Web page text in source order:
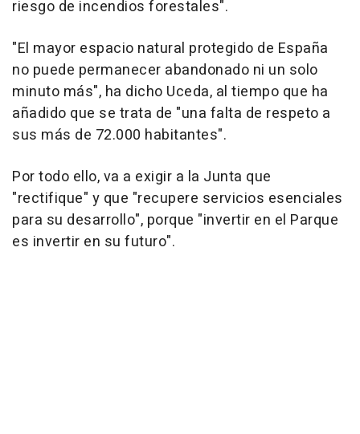
riesgo de incendios forestales".
"El mayor espacio natural protegido de España
no puede permanecer abandonado ni un solo
minuto más", ha dicho Uceda, al tiempo que ha
añadido que se trata de "una falta de respeto a
sus más de 72.000 habitantes".
Por todo ello, va a exigir a la Junta que
"rectifique" y que "recupere servicios esenciales
para su desarrollo", porque "invertir en el Parque
es invertir en su futuro".